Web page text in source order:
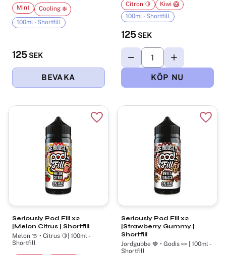
125 SEK
Mint
Cooling ❄️
100ml - Shortfill
125 SEK
Citron 🍋
Kiwi 🥝
100ml - Shortfill
Seriously Pod Fill x2
|Melon Citrus | Shortfill
Melon 🍈 • Citrus 🍋| 100ml -
Shortfill
Lägg till i favoriter
Seriously Pod Fill x2
|Strawberry Gummy |
Shortfill
Jordgubbe 🍓 • Godis 🍬 | 100ml -
Shortfill